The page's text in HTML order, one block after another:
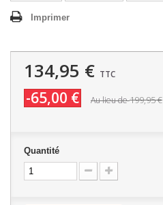
Imprimer
134,95 € TTC
-65,00 € Au lieu de199,95 €
Quantité